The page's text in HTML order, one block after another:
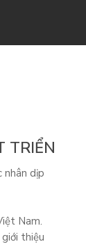
TRIỂN
nhân dịp
Nam.
thiệu